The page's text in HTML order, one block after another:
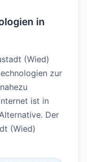
in
(Wied)
zur
ist in
Der
(Wied)